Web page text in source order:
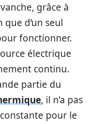
grâce à
que d’un seul
fonctionner.
électrique
continu.
partie du
, il n’a pas
pour le